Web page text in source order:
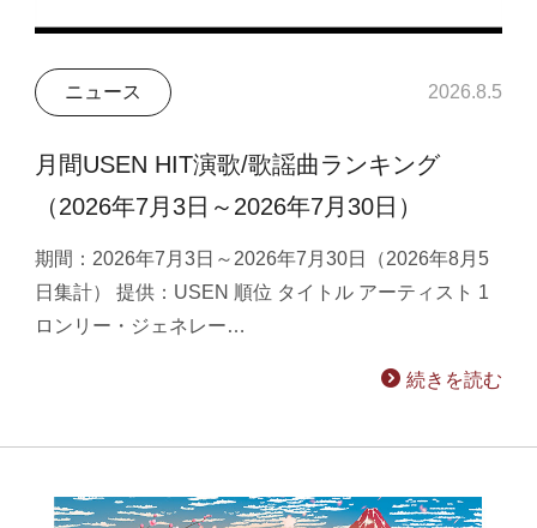
ニュース 2026.8.5
月間USEN HIT演歌/歌謡曲ランキング
（2026年7月3日～2026年7月30日）
期間：2026年7月3日～2026年7月30日（2026年8月5
日集計） 提供：USEN 順位 タイトル アーティスト 1
ロンリー・ジェネレー…
続きを読む